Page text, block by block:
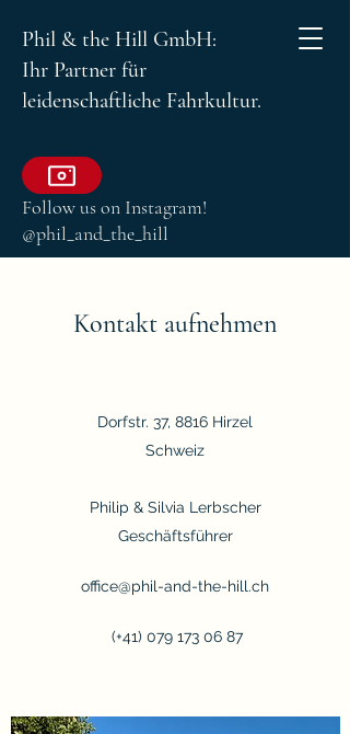
Phil & the Hill GmbH:
Ihr Partner für
leidenschaftliche Fahrkultur.
Follow us on Instagram!
@phil_and_the_hill
Kontakt aufnehmen
Dorfstr. 37, 8816 Hirzel
Schweiz
Philip & Silvia Lerbscher
Geschäftsführer
office@phil-and-the-hill.ch
(+41) 079 173 06 87